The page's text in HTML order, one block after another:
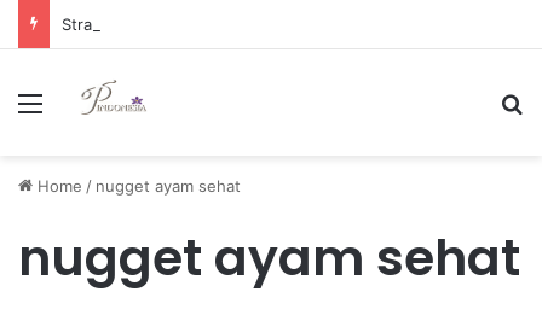
Menu
Home / nugget ayam sehat
nugget ayam sehat